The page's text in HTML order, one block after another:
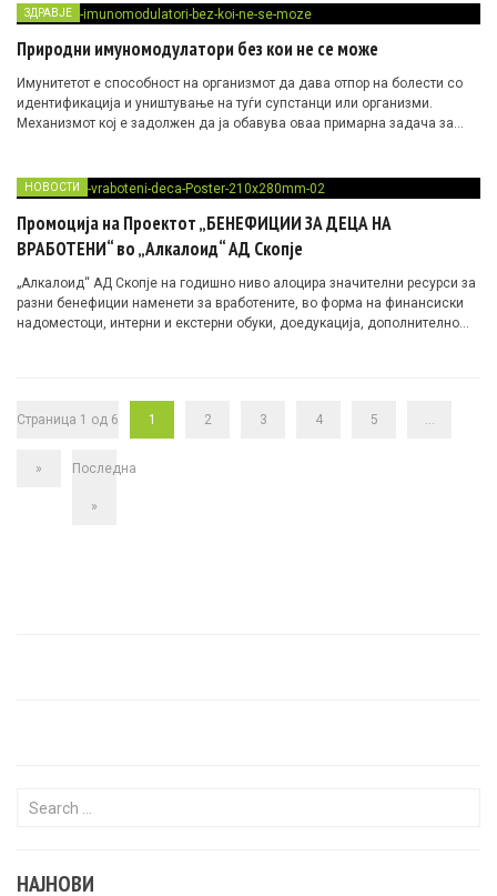
ЗДРАВЈЕ
Природни имуномодулатори без кои не се може
Имунитетот е способност на организмот да дава отпор на болести со
идентификација и уништување на туѓи супстанци или организми.
Механизмот кој е задолжен да ја обавува оваа примарна задача за
НОВОСТИ
Промоција на Проектот „БЕНЕФИЦИИ ЗА ДЕЦА НА
ВРАБОТЕНИ“ во „Алкалоид“ АД Скопје
„Алкалоид“ АД Скопје на годишно ниво алоцира значителни ресурси за
разни бенефиции наменети за вработените, во форма на финансиски
надоместоци, интерни и екстерни обуки, доедукација, дополнително
Страница 1 од 6 1 2 3 4 5 ...
» Последна
»
Search for:
НАЈНОВИ